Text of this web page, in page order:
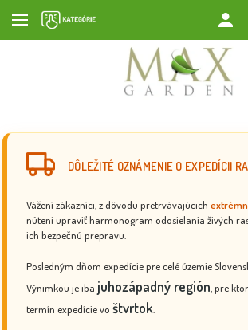
DÔLEŽITÉ OZNÁMENIE O EXPEDÍCII
Vážení zákazníci, z dôvodu pretrvávajúcich
nútení upraviť harmonogram odosielania živých
ich bezpečnú prepravu.
Posledným dňom expedície pre celé územie
Výnimkou je iba juhozápadný región , pre
termín expedície vo štvrtok